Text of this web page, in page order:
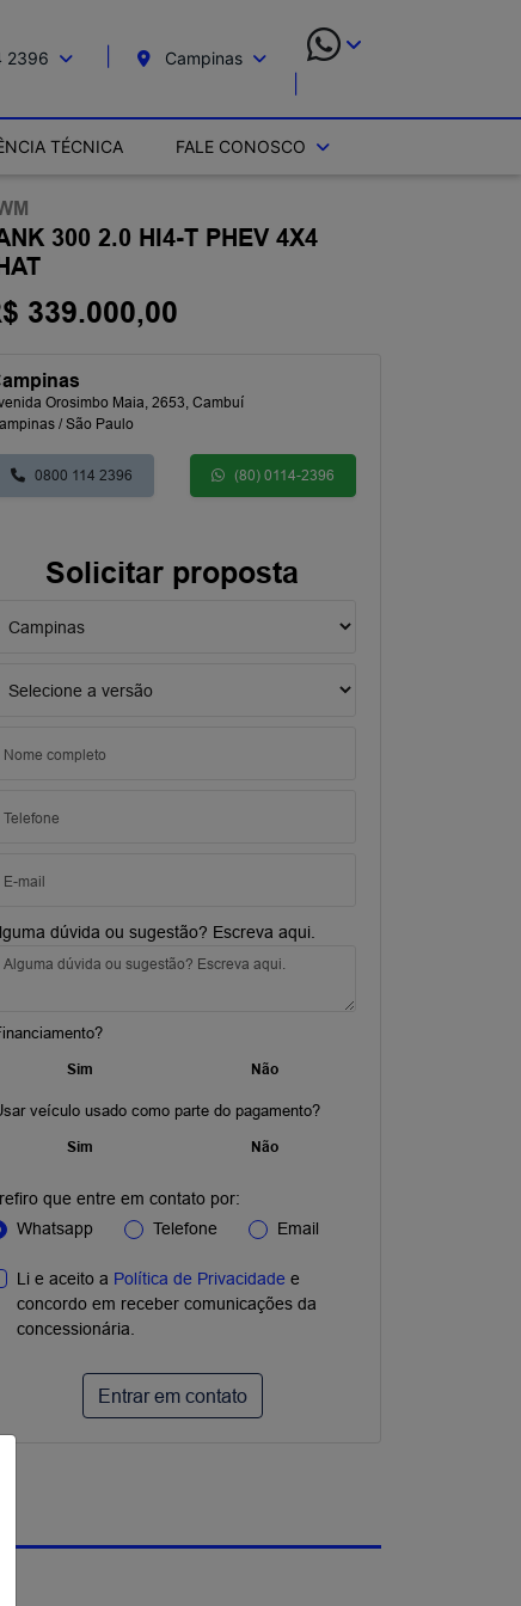
2396 Campinas
TÉCNICA FALE CONOSCO
300 2.0 HI4-T PHEV 4X4
339.000,00
Orosimbo Maia, 2653, Cambuí
/ São Paulo
0800 114 2396 (80) 0114-2396
Solicitar proposta
dúvida ou sugestão? Escreva aqui.
Sim Não
veículo usado como parte do pagamento?
Sim Não
que entre em contato por:
Whatsapp
Telefone Email
Li e aceito a Política de Privacidade e
concordo em receber comunicações da
concessionária.
Entrar em contato